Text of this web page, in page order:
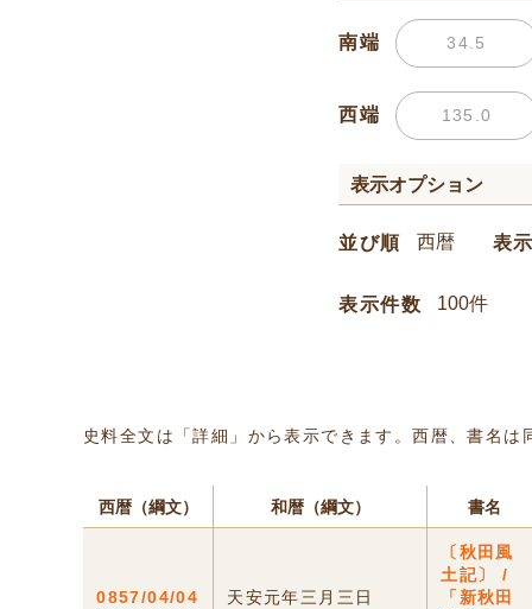
南端
西端
表示オプション
並び順 表
表示件数
史料全文は「詳細」から表示できます。西暦、書名
西暦（綱文） 和暦（綱文） 書名
0857/04/04 天安元年三月三日
〔秋田風
土記〕 /
「新秋田